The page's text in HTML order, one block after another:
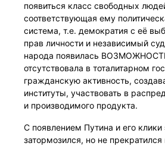
появиться класс свободных
соответствующая ему
система, т.е. демократия с её
прав личности и независимый
народа появилась
отсутствовала в тоталитарном
гражданскую активность,
институты, участвовать в
и производимого продукта.
С появлением Путина и его клики
затормозился, но не